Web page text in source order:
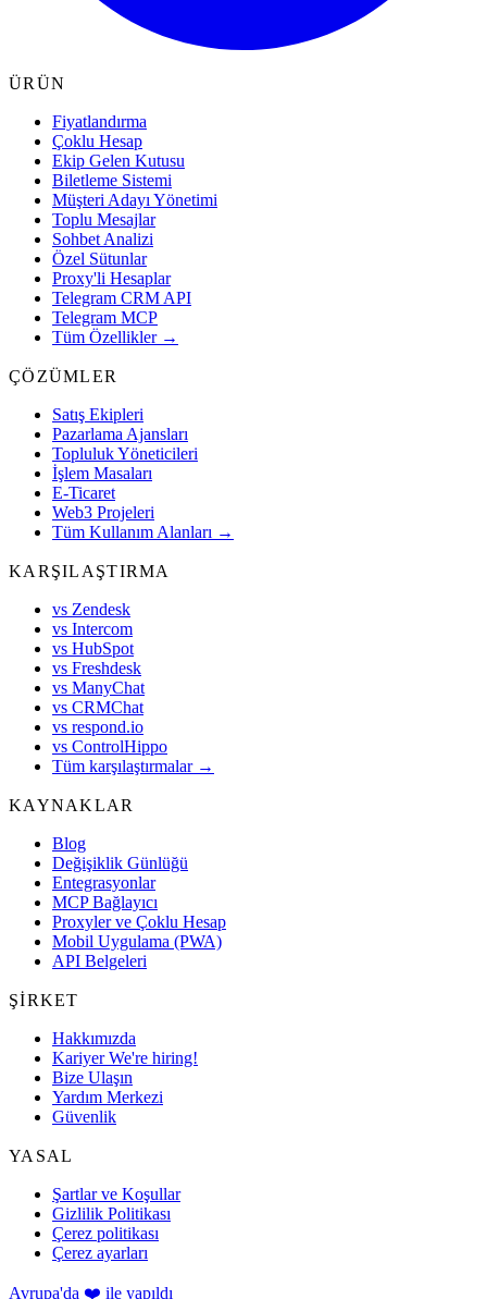
ÜRÜN
Fiyatlandırma
Çoklu Hesap
Ekip Gelen Kutusu
Biletleme Sistemi
Müşteri Adayı Yönetimi
Toplu Mesajlar
Sohbet Analizi
Özel Sütunlar
Proxy'li Hesaplar
Telegram CRM API
Telegram MCP
Tüm Özellikler →
ÇÖZÜMLER
Satış Ekipleri
Pazarlama Ajansları
Topluluk Yöneticileri
İşlem Masaları
E-Ticaret
Web3 Projeleri
Tüm Kullanım Alanları →
KARŞILAŞTIRMA
vs Zendesk
vs Intercom
vs HubSpot
vs Freshdesk
vs ManyChat
vs CRMChat
vs respond.io
vs ControlHippo
Tüm karşılaştırmalar →
KAYNAKLAR
Blog
Değişiklik Günlüğü
Entegrasyonlar
MCP Bağlayıcı
Proxyler ve Çoklu Hesap
Mobil Uygulama (PWA)
API Belgeleri
ŞIRKET
Hakkımızda
KariyerWe're hiring!
Bize Ulaşın
Yardım Merkezi
Güvenlik
YASAL
Şartlar ve Koşullar
Gizlilik Politikası
Çerez politikası
Çerez ayarları
Avrupa'da ❤️ ile yapıldı